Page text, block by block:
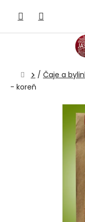
obsah
Domov
/ Čaje a
- koreň